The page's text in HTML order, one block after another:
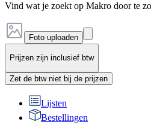
Vind wat je zoekt op Makro door te
Foto uploaden
Prijzen zijn inclusief btw
Zet de btw niet bij de prijzen
Lijsten
Bestellingen